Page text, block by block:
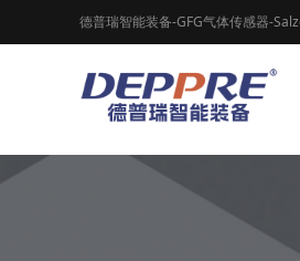
德普瑞智能装备-GFG气体传感器-